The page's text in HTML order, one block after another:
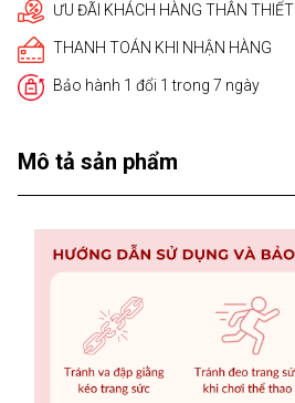
ƯU ĐÃI KHÁCH HÀNG THÂN THIẾT
THANH TOÁN KHI NHẬN HÀNG
Bảo hành 1 đổi 1 trong 7 ngày
Mô tả sản phẩm